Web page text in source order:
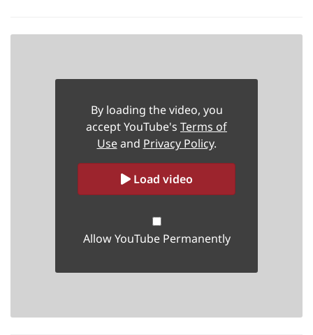
By loading the video, you
accept YouTube's Terms of
Useand Privacy Policy.
Load video
Allow YouTube Permanently